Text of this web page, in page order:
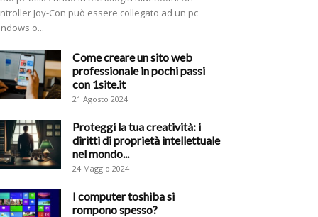
Joy-Con può essere collegato ad un pc
o...
Come creare un sito web
professionale in pochi passi
con 1site.it
21 Agosto 2024
Proteggi la tua creatività: i
diritti di proprietà intellettuale
nel mondo...
24 Maggio 2024
I computer toshiba si
rompono spesso?